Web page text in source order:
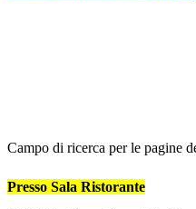
Campo di ricerca per le pagine
Presso Sala Ristorante